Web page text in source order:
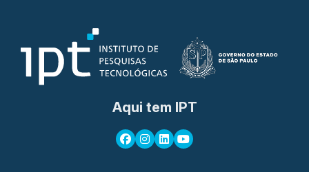
Aqui tem IPT